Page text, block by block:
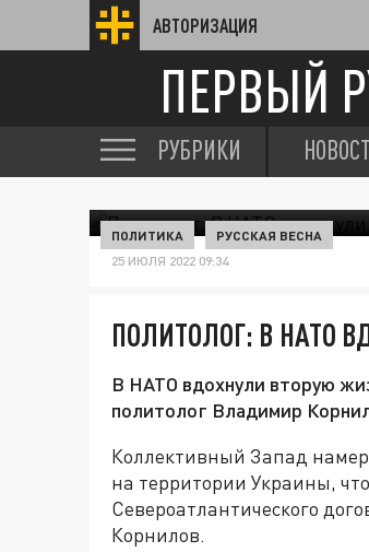
АВТОРИЗАЦИЯ
ПЕРВЫЙ
РУБРИКИ
ПОЛИТИКА РУССКАЯ ВЕСНА
25 ИЮЛЯ 2022 09:34
ПОЛИТОЛОГ: В НАТО
В НАТО вдохнули вторую
политолог Владимир
Коллективный Запад
на территории Украины,
Североатлантического
Корнилов.